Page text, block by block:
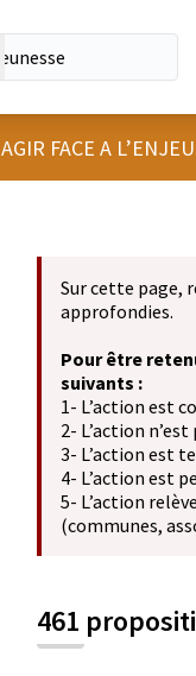
AGIR FACE A L’ENJEU
Sur cette page,
approfondies.
Pour être
suivants :
1- L’action est
2- L’action
3- L’action est
4- L’action est
5- L’action
(communes,
461